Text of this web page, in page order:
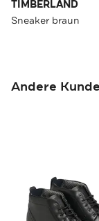
TIMBERLAND
Sneaker braun
Andere